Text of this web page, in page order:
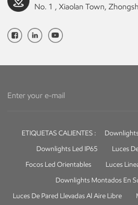
No. 1 , Xiaolan Town,
ETIQUETAS CALIENTES :
Downlights Led IP65
Luces
Focos Led Orientables
Luces
Downlights Montados En
Luces De Pared Llevadas Al Aire Libre